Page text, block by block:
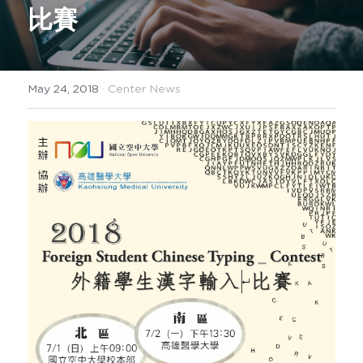
Faculty
Partnerships
Location
Social
Contact Us
Resources
OIA, NOU
English
比賽
May 24, 2018 · Center News